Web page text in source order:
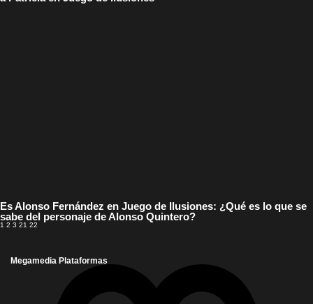
Es Alonso Fernández en Juego de Ilusiones: ¿Qué es lo que se
sabe del personaje de Alonso Quintero?
1 2 3 21 22
Megamedia Plataformas